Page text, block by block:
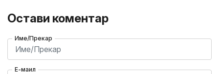
Остави коментар
Име/Прекар
Е-маил